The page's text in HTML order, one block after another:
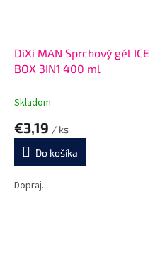
DiXi MAN Sprchový gél ICE
BOX 3IN1 400 ml
Skladom
€3,19 / ks
Do košíka
Dopraj...